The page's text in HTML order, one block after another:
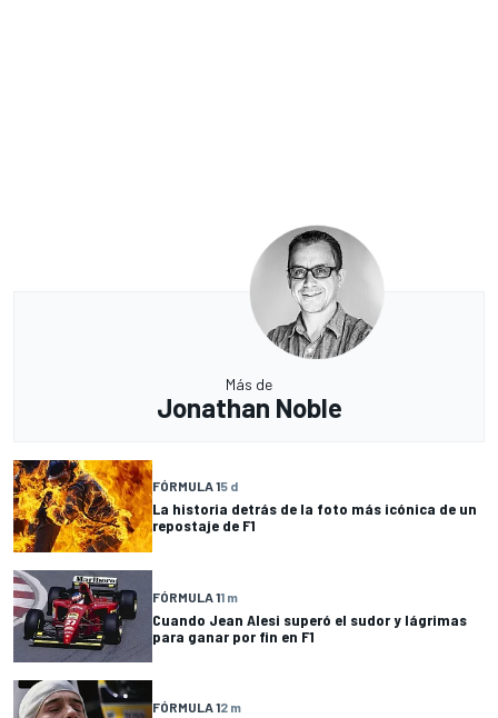
Más de
Jonathan Noble
FÓRMULA 15 d
La historia detrás de la foto más icónica de un
repostaje de F1
FÓRMULA 11 m
Cuando Jean Alesi superó el sudor y lágrimas
para ganar por fin en F1
FÓRMULA 12 m